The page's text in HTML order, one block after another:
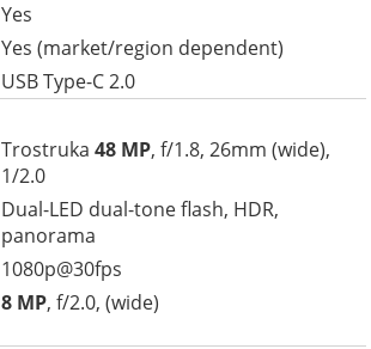
Yes
Yes (market/region dependent)
USB Type-C 2.0
Trostruka 48 MP, f/1.8, 26mm (wide),
1/2.0
Dual-LED dual-tone flash, HDR,
panorama
1080p@30fps
8 MP, f/2.0, (wide)